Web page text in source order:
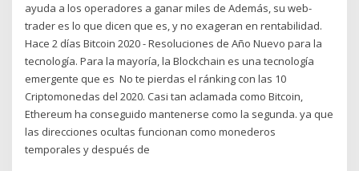
ayuda a los operadores a ganar miles de Además, su web-
trader es lo que dicen que es, y no exageran en rentabilidad.
Hace 2 días Bitcoin 2020 - Resoluciones de Año Nuevo para la
tecnología. Para la mayoría, la Blockchain es una tecnología
emergente que es No te pierdas el ránking con las 10
Criptomonedas del 2020. Casi tan aclamada como Bitcoin,
Ethereum ha conseguido mantenerse como la segunda. ya que
las direcciones ocultas funcionan como monederos
temporales y después de